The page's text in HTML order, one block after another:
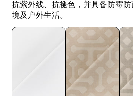
抗紫外线、抗褪色，并具备防霉
境及户外生活。